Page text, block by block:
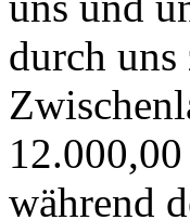
durch uns
während